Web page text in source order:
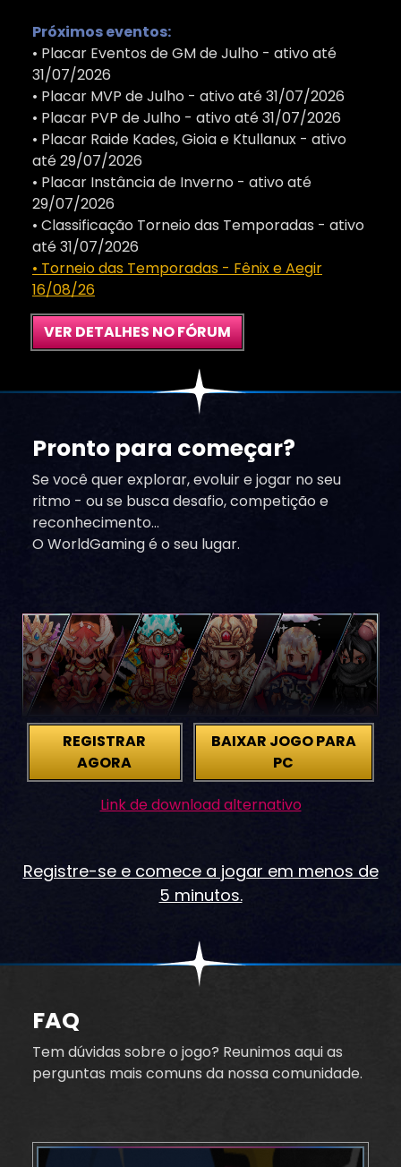
Próximos eventos:
• Placar Eventos de GM de Julho - ativo até
31/07/2026
• Placar MVP de Julho - ativo até 31/07/2026
• Placar PVP de Julho - ativo até 31/07/2026
• Placar Raide Kades, Gioia e Ktullanux - ativo
até 29/07/2026
• Placar Instância de Inverno - ativo até
29/07/2026
• Classificação Torneio das Temporadas - ativo
até 31/07/2026
• Torneio das Temporadas - Fênix e Aegir
16/08/26
VER DETALHES NO FÓRUM
Pronto para começar?
Se você quer explorar, evoluir e jogar no seu
ritmo - ou se busca desafio, competição e
reconhecimento…
O WorldGaming é o seu lugar.
REGISTRAR
AGORA
BAIXAR JOGO PARA
PC
Link de download alternativo
Registre-se e comece a jogar em menos de
5 minutos.
FAQ
Tem dúvidas sobre o jogo? Reunimos aqui as
perguntas mais comuns da nossa comunidade.